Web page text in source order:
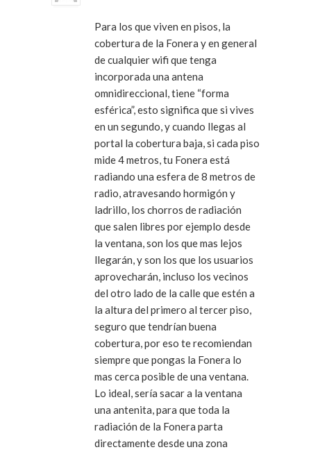
Para los que viven en pisos, la
cobertura de la Fonera y en general
de cualquier wifi que tenga
incorporada una antena
omnidireccional, tiene “forma
esférica”, esto significa que si vives
en un segundo, y cuando llegas al
portal la cobertura baja, si cada piso
mide 4 metros, tu Fonera está
radiando una esfera de 8 metros de
radio, atravesando hormigón y
ladrillo, los chorros de radiación
que salen libres por ejemplo desde
la ventana, son los que mas lejos
llegarán, y son los que los usuarios
aprovecharán, incluso los vecinos
del otro lado de la calle que estén a
la altura del primero al tercer piso,
seguro que tendrían buena
cobertura, por eso te recomiendan
siempre que pongas la Fonera lo
mas cerca posible de una ventana.
Lo ideal, sería sacar a la ventana
una antenita, para que toda la
radiación de la Fonera parta
directamente desde una zona